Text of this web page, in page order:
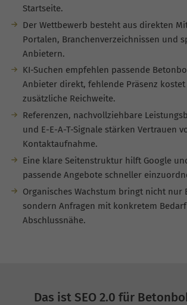
Startseite.
Der Wettbewerb besteht aus direkten
Portalen, Branchenverzeichnissen und
Anbietern.
KI-Suchen empfehlen passende
Anbieter direkt, fehlende Präsenz
zusätzliche Reichweite.
Referenzen, nachvollziehbare
und E-E-A-T-Signale stärken Vertrauen
Kontaktaufnahme.
Eine klare Seitenstruktur hilft Google
passende Angebote schneller
Organisches Wachstum bringt nicht nur
sondern Anfragen mit konkretem
Abschlussnähe.
Das ist SEO 2.0 für